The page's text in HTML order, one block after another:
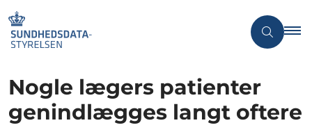
Nogle lægers patienter
genindlægges langt oftere